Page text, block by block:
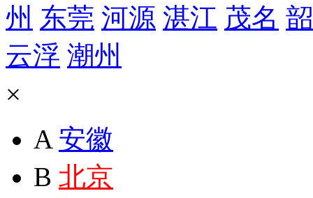
州 东莞 河源 湛江 茂名
云浮 潮州
×
A 安徽
B 北京